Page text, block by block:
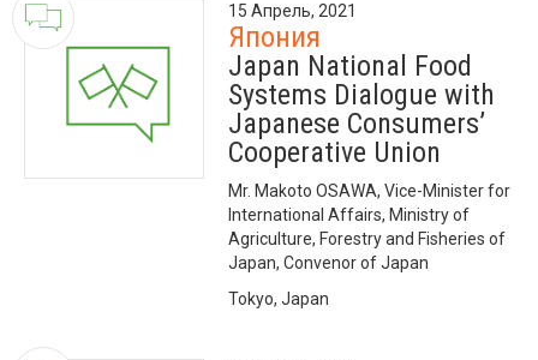
15 Апрель, 2021
Япония
Japan National Food
Systems Dialogue with
Japanese Consumers’
Cooperative Union
Mr. Makoto OSAWA, Vice-Minister for
International Affairs, Ministry of
Agriculture, Forestry and Fisheries of
Japan, Convenor of Japan
Tokyo, Japan